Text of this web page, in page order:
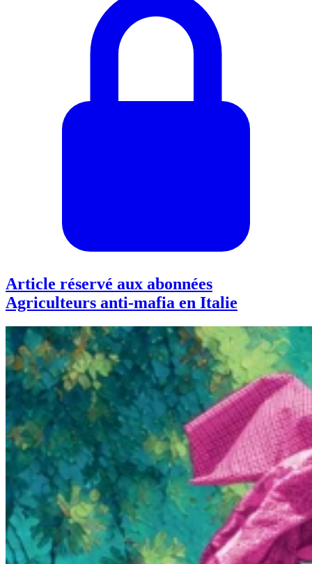
Article réservé aux abonnées
Agriculteurs anti-mafia en Italie